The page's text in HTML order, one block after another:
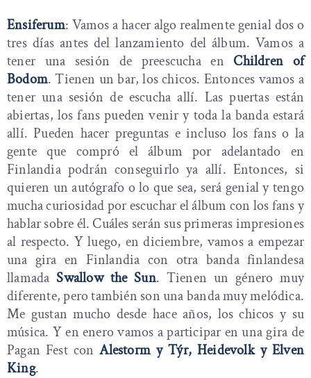
Ensiferum: Vamos a hacer algo realmente genial dos o
tres días antes del lanzamiento del álbum. Vamos a
tener una sesión de preescucha enChildren of
Bodom. Tienen un bar, los chicos. Entonces vamos a
tener una sesión de escucha allí. Las puertas están
abiertas, los fans pueden venir y toda la banda estará
allí. Pueden hacer preguntas e incluso los fans o la
gente que compró el álbum por adelantado en
Finlandia podrán conseguirlo ya allí. Entonces, si
quieren un autógrafo o lo que sea, será genial y tengo
mucha curiosidad por escuchar el álbum con los fans y
hablar sobre él. Cuáles serán sus primeras impresiones
al respecto. Y luego, en diciembre, vamos a empezar
una gira en Finlandia con otra banda finlandesa
llamadaSwallow the Sun. Tienen un género muy
diferente, pero también son una banda muy melódica.
Me gustan mucho desde hace años, los chicos y su
música. Y en enero vamos a participar en una gira de
Pagan Fest conAlestorm y Týr, Heidevolk y Elven
King.